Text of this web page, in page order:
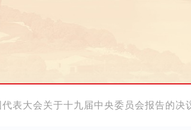
表大会关于十九届中央委员会报告的决